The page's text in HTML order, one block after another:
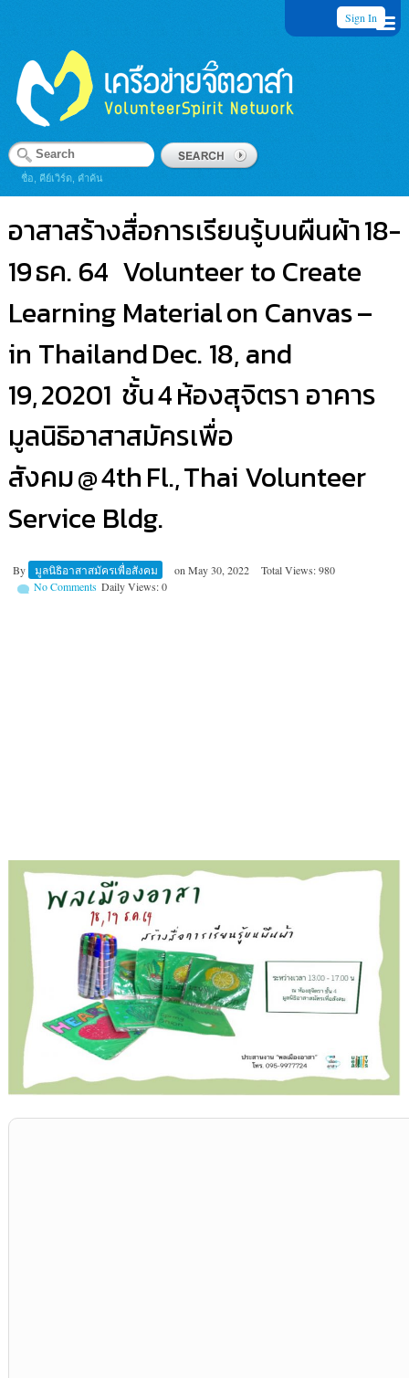
Sign In
ชื่อ, คีย์เวิร์ด, คำค้น
อาสาสร้างสื่อการเรียนรู้บนผืนผ้า 18-
19 ธค. 64 Volunteer to Create
Learning Material on Canvas –
in Thailand Dec. 18, and
19, 20201 ชั้น 4 ห้องสุจิตรา อาคาร
มูลนิธิอาสาสมัครเพื่อ
สังคม @ 4th Fl., Thai Volunteer
Service Bldg.
By มูลนิธิอาสาสมัครเพื่อสังคม on May 30, 2022
Total Views: 980
Daily Views: 0
No Comments